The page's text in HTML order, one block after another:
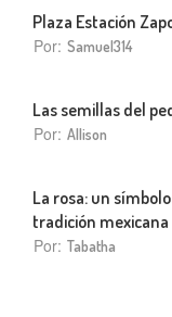
Plaza Estación
Por: Samuel314
Las semillas del
Por: Allison
La rosa: un
tradición mexicana
Por: Tabatha